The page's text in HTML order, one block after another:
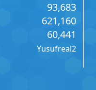
93,683
621,160
60,441
Yusufreal2